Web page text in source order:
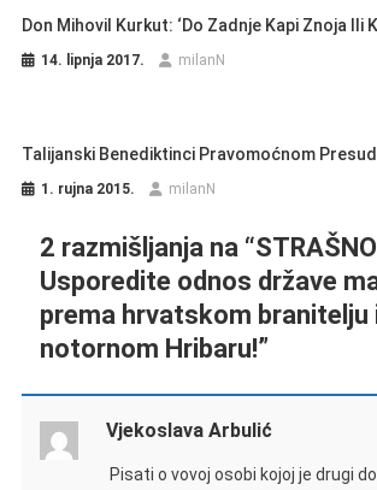
Don Mihovil Kurkut: ‘Do Zadnje Kapi Znoja Ili
14. lipnja 2017. milanN
Talijanski Benediktinci Pravomoćnom
1. rujna 2015. milanN
2 razmišljanja na “
Usporedite odnos države
prema hrvatskom branitelju
notornom Hribaru!”
Vjekoslava Arbulić
Pisati o vovoj osobi kojoj je drugi